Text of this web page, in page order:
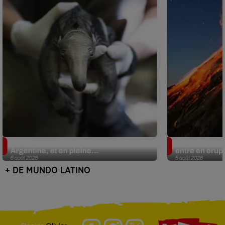
6 août 2026
Argentine, et en pleine...
5 août 2026
entre en
+ DE MUNDO LATINO